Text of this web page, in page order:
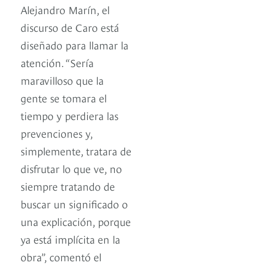
Alejandro Marín, el
discurso de Caro está
diseñado para llamar la
atención. “Sería
maravilloso que la
gente se tomara el
tiempo y perdiera las
prevenciones y,
simplemente, tratara de
disfrutar lo que ve, no
siempre tratando de
buscar un significado o
una explicación, porque
ya está implícita en la
obra”, comentó el